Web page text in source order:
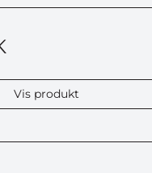
Vis produkt